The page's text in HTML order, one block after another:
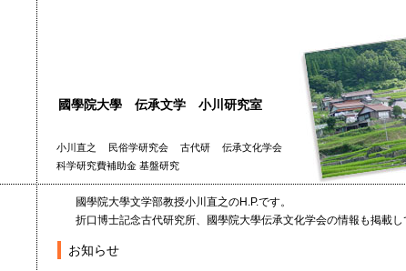
國學院大學 伝承文学 小川研究室
小川直之 民俗学研究会 古代研
伝承文化学会
科学研究費補助金 基盤研究
國學院大學文学部教授小川直之のH.P.です。
折口博士記念古代研究所、國學院大學伝承文化学会の情報も掲載し
お知らせ